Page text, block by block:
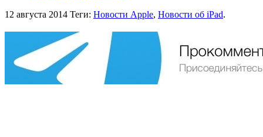
12 августа 2014 Теги: Новости Apple, Новости об iPad.